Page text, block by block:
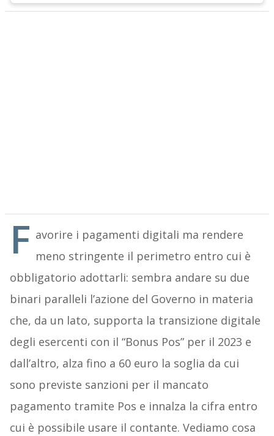
F avorire i pagamenti digitali ma rendere
meno stringente il perimetro entro cui è
obbligatorio adottarli: sembra andare su due
binari paralleli l’azione del Governo in materia
che, da un lato, supporta la transizione digitale
degli esercenti con il “Bonus Pos” per il 2023 e
dall’altro, alza fino a 60 euro la soglia da cui
sono previste sanzioni per il mancato
pagamento tramite Pos e innalza la cifra entro
cui è possibile usare il contante. Vediamo cosa